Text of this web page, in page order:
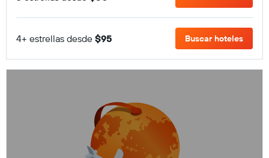
4+ estrellas desde $95 Buscar hoteles